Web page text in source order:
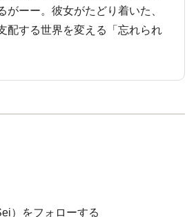
がーー。彼女がたどり着いた、
配する世界を変える「忘れられ
）をフォローする